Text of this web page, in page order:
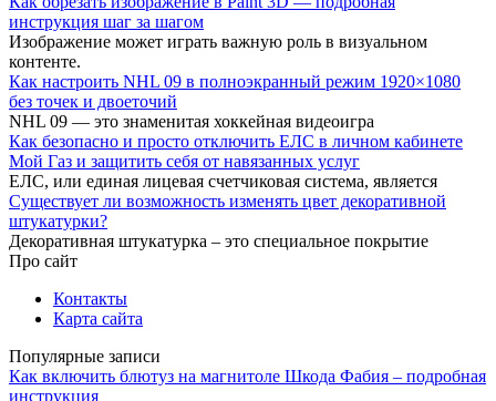
инструкция шаг за шагом
Изображение может играть важную роль в визуальном
контенте.
Как настроить NHL 09 в полноэкранный режим 1920×1080
без точек и двоеточий
NHL 09 — это знаменитая хоккейная видеоигра
Как безопасно и просто отключить ЕЛС в личном кабинете
Мой Газ и защитить себя от навязанных услуг
ЕЛС, или единая лицевая счетчиковая система, является
Существует ли возможность изменять цвет декоративной
штукатурки?
Декоративная штукатурка – это специальное покрытие
Про сайт
Контакты
Карта сайта
Популярные записи
Как включить блютуз на магнитоле Шкода Фабия – подробная
инструкция